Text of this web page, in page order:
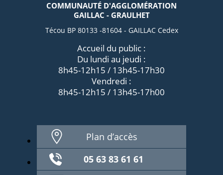
COMMUNAUTÉ D'AGGLOMÉRATION
GAILLAC - GRAULHET
Técou BP 80133 -81604 - GAILLAC Cedex
Accueil du public :
Du lundi au jeudi :
8h45-12h15 / 13h45-17h30
Vendredi :
8h45-12h15 / 13h45-17h00
Plan d’accès
05 63 83 61 61